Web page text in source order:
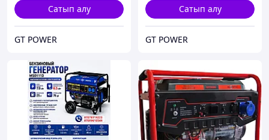
Сатып алу
GT POWER
Сатып алу
GT POWER